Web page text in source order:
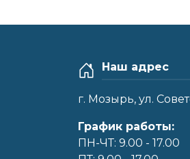
Наш адрес
г. Мозырь, ул.
График работы:
ПН-ЧТ: 9.00 - 17.00